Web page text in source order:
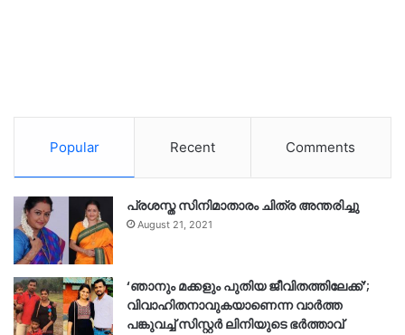
Popular Recent Comments
പ്രശസ്ത സിനിമാതാരം ചിത്ര അന്തരിച്ചു
August 21, 2021
‘ഞാനും മക്കളും പുതിയ ജീവിതത്തിലേക്ക്’;
വിവാഹിതനാവുകയാണെന്ന വാർത്ത
പങ്കുവച്ച് സിസ്റ്റർ ലിനിയുടെ ഭർത്താവ്